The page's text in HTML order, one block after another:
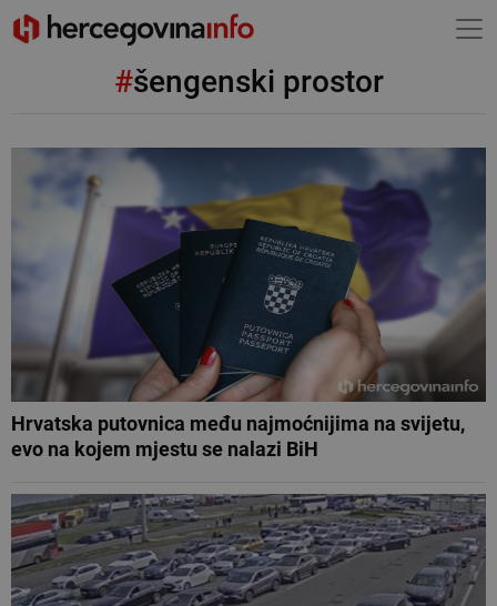
#šengenski prostor
Hrvatska putovnica među najmoćnijima na svijetu,
evo na kojem mjestu se nalazi BiH